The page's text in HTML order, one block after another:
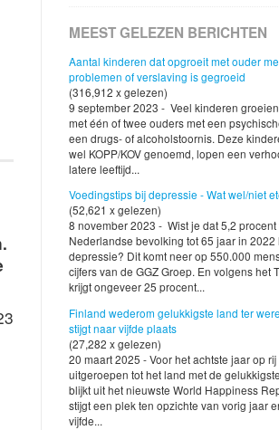
MEEST GELEZEN BERICHTEN
Aantal kinderen dat opgroeit met ouder
problemen of verslaving is gegroeid
(316,912 x gelezen)
9 september 2023 - Veel kinderen
met één of twee ouders met een
een drugs- of alcoholstoornis. Deze
wel KOPP/KOV genoemd, lopen een
latere leeftijd...
Voedingstips bij depressie - Wat wel/niet
(52,621 x gelezen)
8 november 2023 - Wist je dat 5,2 procent
Nederlandse bevolking tot 65 jaar in 2022
depressie? Dit komt neer op 550.000
cijfers van de GGZ Groep. En volgens het
krijgt ongeveer 25 procent...
Finland wederom gelukkigste land ter
stijgt naar vijfde plaats
(27,282 x gelezen)
20 maart 2025 - Voor het achtste jaar op
uitgeroepen tot het land met de
blijkt uit het nieuwste World Happiness
stijgt een plek ten opzichte van vorig jaar
vijfde...